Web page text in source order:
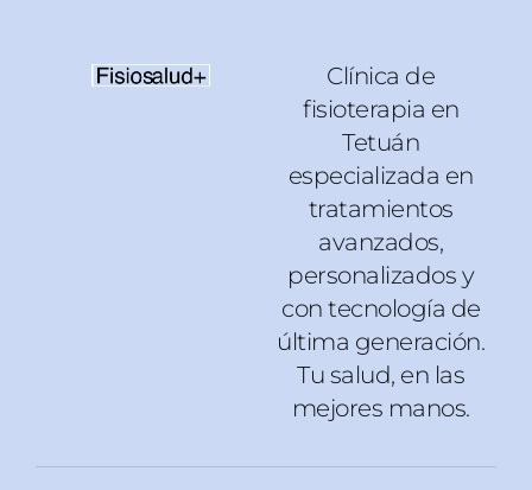
Clínica de
fisioterapia en
Tetuán
especializada en
tratamientos
avanzados,
personalizados y
con tecnología de
última generación.
Tu salud, en las
mejores manos.